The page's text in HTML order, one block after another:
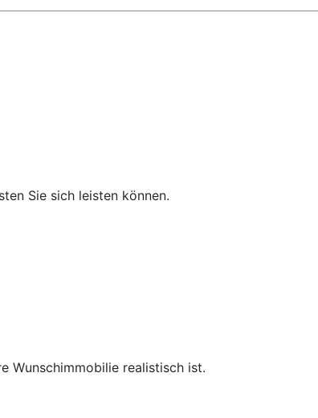
Sie sich leisten können.
Wunschimmobilie realistisch ist.